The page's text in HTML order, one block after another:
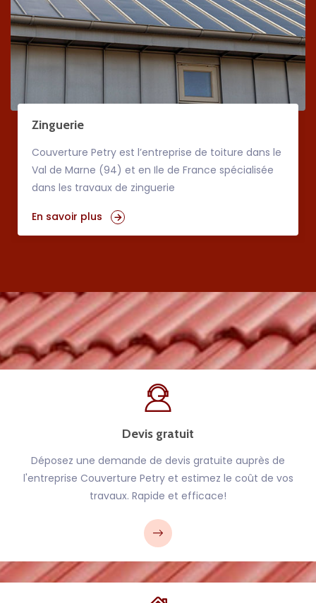
Zinguerie
Couverture Petry est l’entreprise de toiture dans le
Val de Marne (94) et en Ile de France spécialisée
dans les travaux de zinguerie
En savoir plus
Devis gratuit
Déposez une demande de devis gratuite auprès de
l'entreprise Couverture Petry et estimez le coût de vos
travaux. Rapide et efficace!